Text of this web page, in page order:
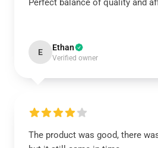
Perfect balance of quality and
E Ethan
Verified owner
The product was good, there